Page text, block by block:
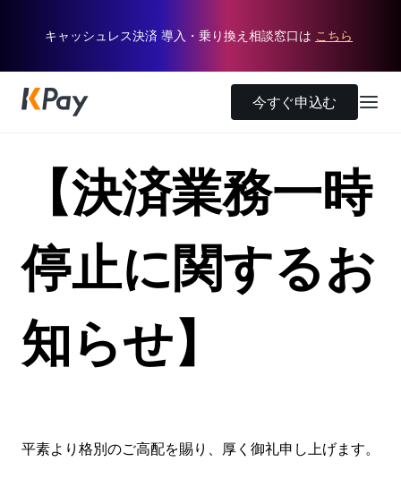
キャッシュレス決済 導入・乗り換え相談窓口は こちら
今すぐ申込む
【決済業務一時
停止に関するお
知らせ】
平素より格別のご高配を賜り、厚く御礼申し上げます。